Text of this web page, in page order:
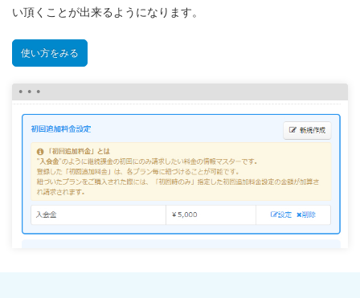
い頂くことが出来るようになります。
使い方をみる